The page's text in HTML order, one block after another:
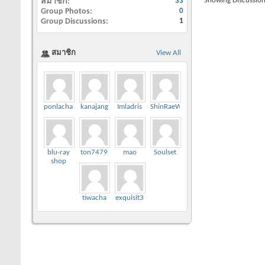
Group Photos 0
Group Discussions 1
View All
สมาชิก
ponlachai kanajang Imladris ShinRaeWook
blu-ray
shop
ton7479 mao Soulset
tiwacha exquisit3